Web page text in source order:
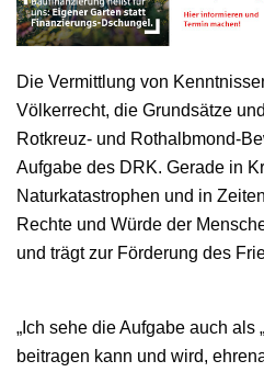
Die Vermittlung von
Völkerrecht, die Grundsätze
Rotkreuz- und Rothalbmond-
Aufgabe des DRK. Gerade in
Naturkatastrophen und in
Rechte und Würde der
und trägt zur Förderung des
„Ich sehe die Aufgabe auch als
beitragen kann und wird,